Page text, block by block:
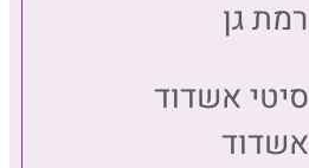
רמת גן
סיטי אשדוד
אשדוד